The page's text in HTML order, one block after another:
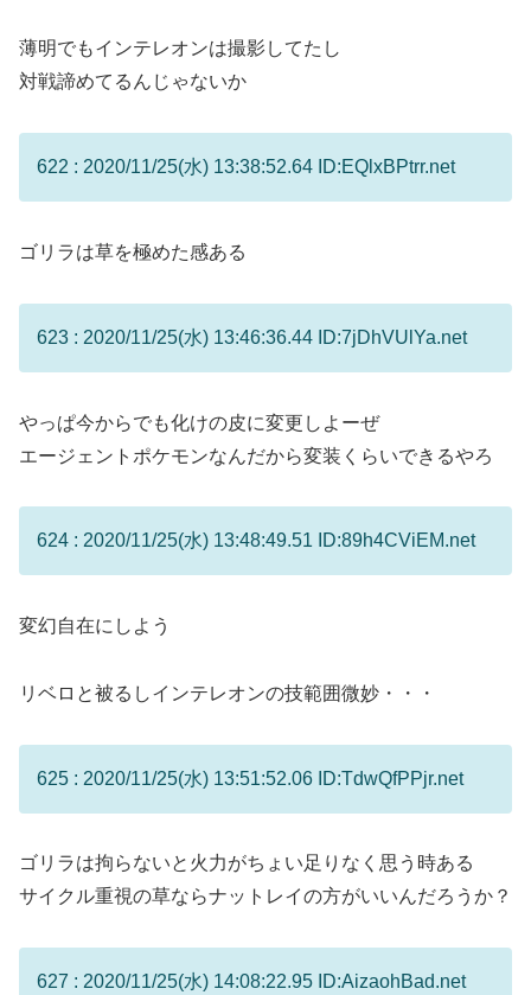
薄明でもインテレオンは撮影してたし
対戦諦めてるんじゃないか
622 : 2020/11/25(水) 13:38:52.64 ID:EQlxBPtrr.net
ゴリラは草を極めた感ある
623 : 2020/11/25(水) 13:46:36.44 ID:7jDhVUlYa.net
やっぱ今からでも化けの皮に変更しよーぜ
エージェントポケモンなんだから変装くらいできるやろ
624 : 2020/11/25(水) 13:48:49.51 ID:89h4CViEM.net
変幻自在にしよう
リベロと被るしインテレオンの技範囲微妙・・・
625 : 2020/11/25(水) 13:51:52.06 ID:TdwQfPPjr.net
ゴリラは拘らないと火力がちょい足りなく思う時ある
サイクル重視の草ならナットレイの方がいいんだろうか？
627 : 2020/11/25(水) 14:08:22.95 ID:AizaohBad.net